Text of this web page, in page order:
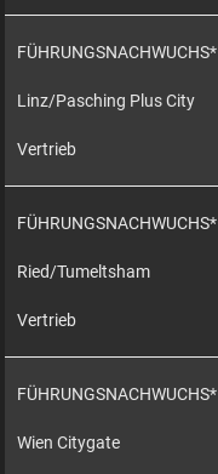
FÜHRUNGSNACHWUCHS*
Linz/Pasching Plus City
Vertrieb
FÜHRUNGSNACHWUCHS*
Ried/Tumeltsham
Vertrieb
FÜHRUNGSNACHWUCHS*
Wien Citygate